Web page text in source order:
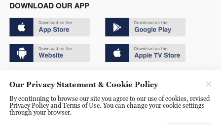
DOWNLOAD OUR APP
京ICP备20000184号
京公网安备 11010502050052号
Our Privacy Statement & Cookie Policy
By continuing to browse our site you agree to our use of cookies, revised
Privacy Policy and Terms of Use. You can change your cookie settings
through your browser.